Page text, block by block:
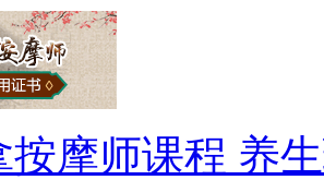
按摩师课程 养